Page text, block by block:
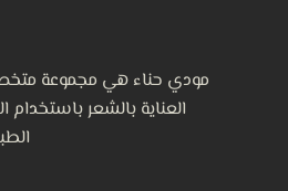
مودي حناء هي مجموعة
العناية بالشعر باستخدام